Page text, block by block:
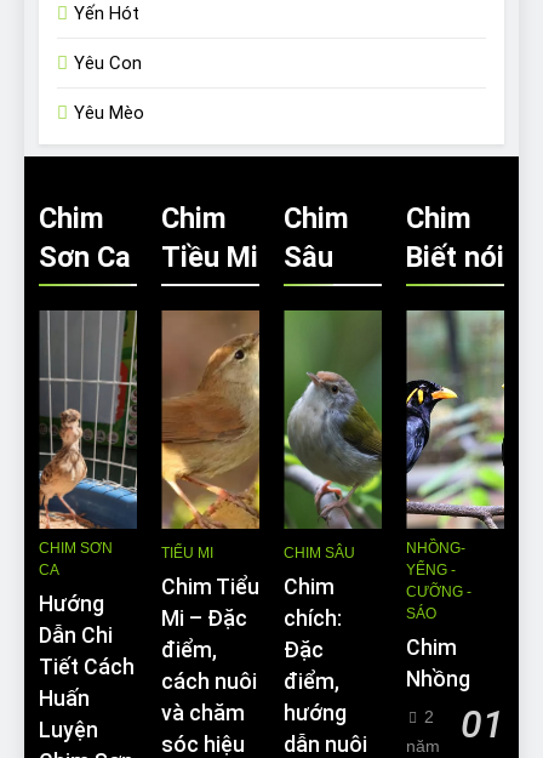
Yến Hót
Yêu Con
Yêu Mèo
Chim
Sơn Ca
CHIM SƠN
CA
Hướng
Dẫn Chi
Tiết Cách
Huấn
Luyện
Chim
Tiều Mi
TIỂU MI
Chim Tiểu
Mi – Đặc
điểm,
cách nuôi
và chăm
sóc hiệu
Chim
Sâu
CHIM SÂU
Chim
chích:
Đặc
điểm,
hướng
dẫn nuôi
Chim
Biết nói
NHỒNG-
YỂNG -
CƯỠNG -
SÁO
Chim
Nhồng
01
2
năm